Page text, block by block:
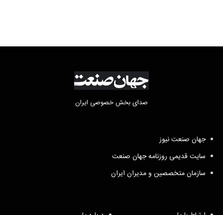
صدای بخش خصوصی ایران
جهان صنعت نیوز
سایت قدیمی روزنامه جهان صنعت
سازمان متخصصین و مدیران ایران